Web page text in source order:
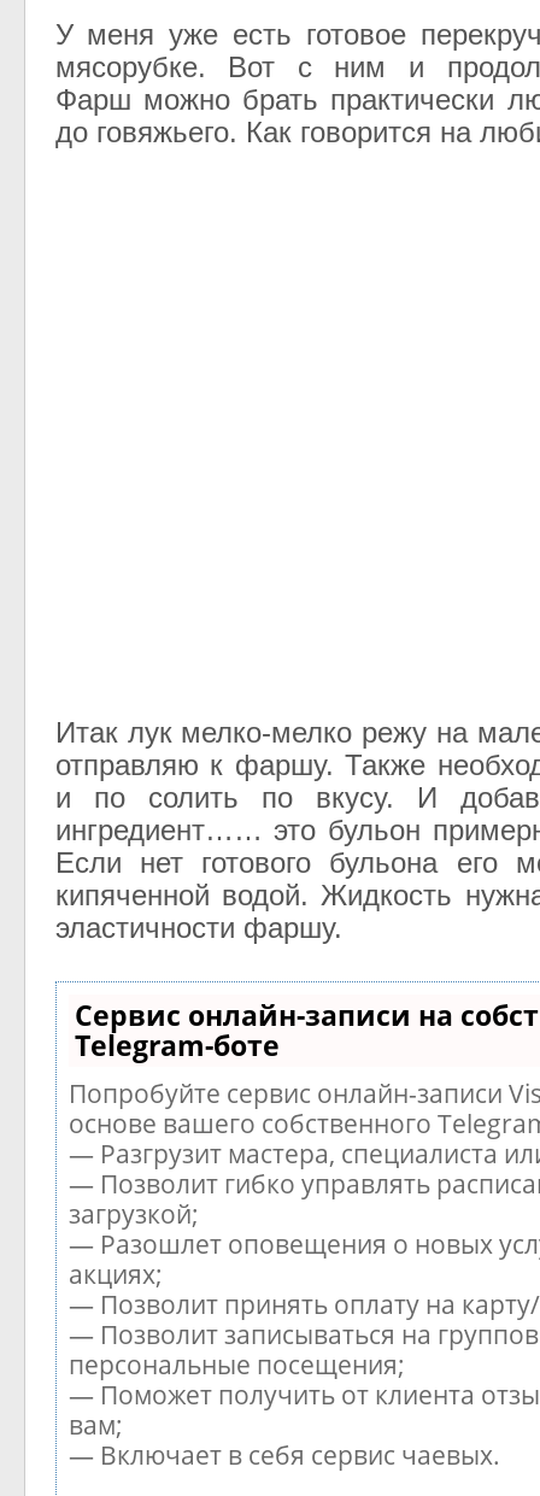
У меня уже есть готовое
мясорубке. Вот с ним и
Фарш можно брать практически
до говяжьего. Как говорится на
Итак лук мелко-мелко режу на
отправляю к фаршу. Также
и по солить по вкусу. И
ингредиент…… это бульон
Если нет готового бульона его
кипяченной водой. Жидкость
эластичности фаршу.
Сервис онлайн-записи на
Telegram-боте
Попробуйте сервис онлайн-записи
основе вашего собственного
— Разгрузит мастера, специалиста
— Позволит гибко управлять
загрузкой;
— Разошлет оповещения о новых
акциях;
— Позволит принять оплату на
— Позволит записываться на
персональные посещения;
— Поможет получить от клиента
вам;
— Включает в себя сервис чаевых.